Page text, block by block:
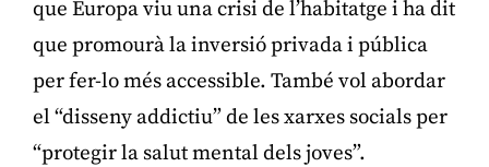
que Europa viu una crisi de l’habitatge i ha dit
que promourà la inversió privada i pública
per fer-lo més accessible. També vol abordar
el “disseny addictiu” de les xarxes socials per
“protegir la salut mental dels joves”.